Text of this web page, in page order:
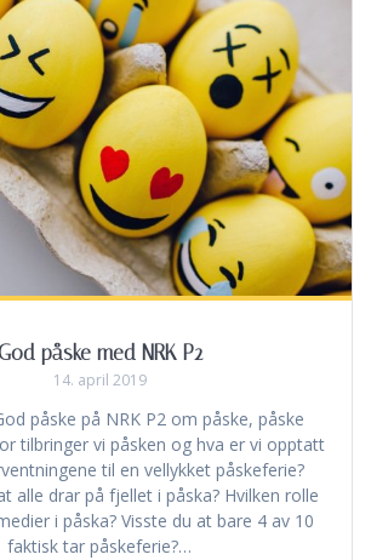
påske med NRK P2
14. april 2019
påske på NRK P2 om påske, påske
tilbringer vi påsken og hva er vi opptatt
til en vellykket påskeferie?
alle drar på fjellet i påska? Hvilken rolle
i påska? Visste du at bare 4 av 10
faktisk tar påskeferie?…